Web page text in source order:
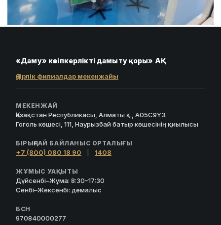
«Даму» кәсіпкерлікті дамыту қоры» АҚ
Өңірлік филиалдар мекенжайы
МЕКЕНЖАЙ
Қазақстан Республикасы, Алматы қ., A05C9Y3.
Гоголь көшесі, 111, Наурызбай батыр көшесінің қиылысы
БІРЫҢҒАЙ БАЙЛАНЫС ОРТАЛЫҒЫ
+7 (800) 080 18 90 1408
ЖҰМЫС УАҚЫТЫ
Дүйсенбі–Жұма: 8:30–17:30
Сенбі–Жексенбі: демалыс
БСН
970840000277